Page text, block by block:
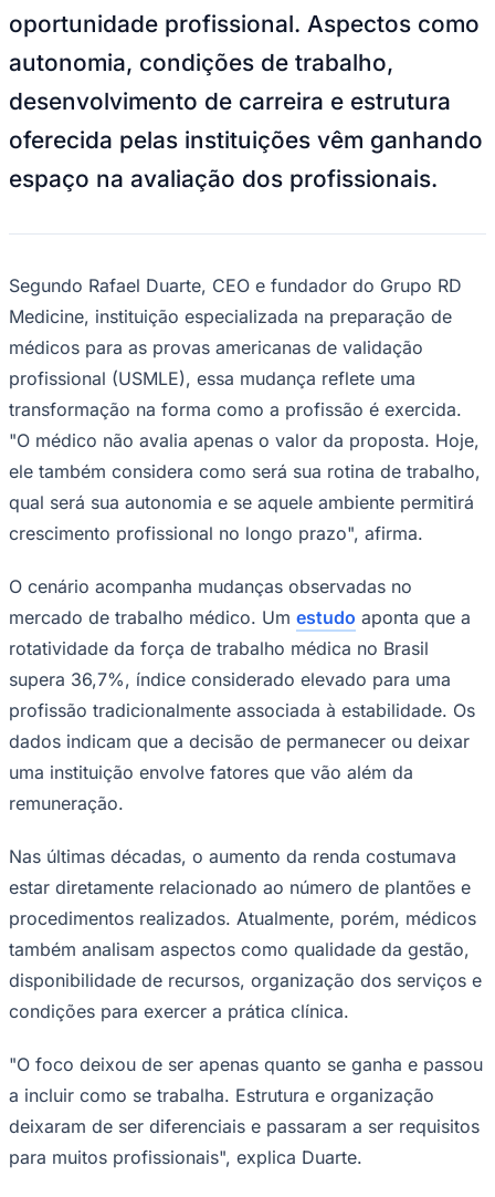
Para Sua Empresa
Anuncie no Portal
Divulgar VagasNovo
Turismo
Parques & Represas
Cidades da Região
Santana de ParnaíbaOsascoCarapicuíbaJandiraItapevi Cotia Pirapora
do Bom JesusAraçariguamaCajamarCaieirasFranco da
Rocha
Taboão da Serra Embu das Artes
São Roque
Para Sua Empresa
Guia de Empresas
Vagas na RegiãoNovo
Hub de Negócios
Guia Comercial
Selo Verificado
Portal Educacional
Concursos
Panorama Econômico
Panorama Econômico
Para Sua Empresa
Anuncie no Portal
Verificar Empresa
Novo
Anunciar VagasNovo
Publicidade Legal
NFL
Fórmula 1
UFC
Tênis (ATP)
MLB
NHL
Atletismo
NBB
Competições de Futebol
Brasileirão Série A
Brasileirão Série B
Paulistão
Copa do Brasil
Libertadores
oportunidade profissional. Aspectos como
autonomia, condições de trabalho,
desenvolvimento de carreira e estrutura
oferecida pelas instituições vêm ganhando
espaço na avaliação dos profissionais.
Segundo Rafael Duarte, CEO e fundador do Grupo RD
Medicine, instituição especializada na preparação de
médicos para as provas americanas de validação
profissional (USMLE), essa mudança reflete uma
transformação na forma como a profissão é exercida.
"O médico não avalia apenas o valor da proposta. Hoje,
ele também considera como será sua rotina de trabalho,
qual será sua autonomia e se aquele ambiente permitirá
crescimento profissional no longo prazo", afirma.
O cenário acompanha mudanças observadas no
mercado de trabalho médico. Um estudo aponta que a
rotatividade da força de trabalho médica no Brasil
supera 36,7%, índice considerado elevado para uma
profissão tradicionalmente associada à estabilidade. Os
dados indicam que a decisão de permanecer ou deixar
uma instituição envolve fatores que vão além da
remuneração.
Nas últimas décadas, o aumento da renda costumava
estar diretamente relacionado ao número de plantões e
procedimentos realizados. Atualmente, porém, médicos
também analisam aspectos como qualidade da gestão,
disponibilidade de recursos, organização dos serviços e
condições para exercer a prática clínica.
"O foco deixou de ser apenas quanto se ganha e passou
a incluir como se trabalha. Estrutura e organização
deixaram de ser diferenciais e passaram a ser requisitos
para muitos profissionais", explica Duarte.